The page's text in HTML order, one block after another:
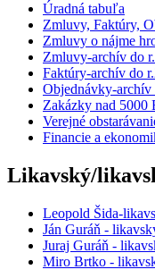
Úradná tabuľa
Zmluvy, Faktúry,
Zmluvy o nájme
Zmluvy-archív do
Faktúry-archív do
Objednávky-archív
Zakázky nad 5000
Verejné
Financie a
Likavský/
Leopold Šida-
Ján Guráň -
Juraj Guráň -
Miro Brtko -